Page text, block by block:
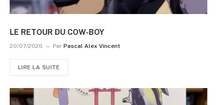
LE RETOUR DU COW-BOY
20/07/2026 Par Pascal Alex Vincent
LIRE LA SUITE